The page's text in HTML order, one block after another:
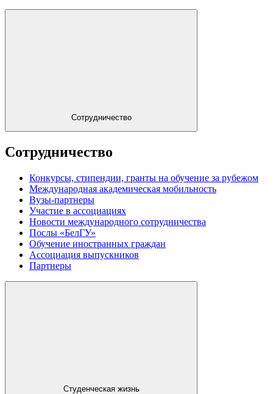
Сотрудничество
Сотрудничество
Конкурсы, стипендии, гранты на обучение за рубежом
Международная академическая мобильность
Вузы-партнеры
Участие в ассоциациях
Новости международного сотрудничества
Послы «БелГУ»
Обучение иностранных граждан
Ассоциация выпускников
Партнеры
Студенческая жизнь